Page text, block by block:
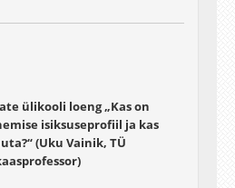
ülikooli loeng „Kas on
isiksuseprofiil ja kas
(Uku Vainik, TÜ